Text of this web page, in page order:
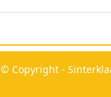
© Copyright -